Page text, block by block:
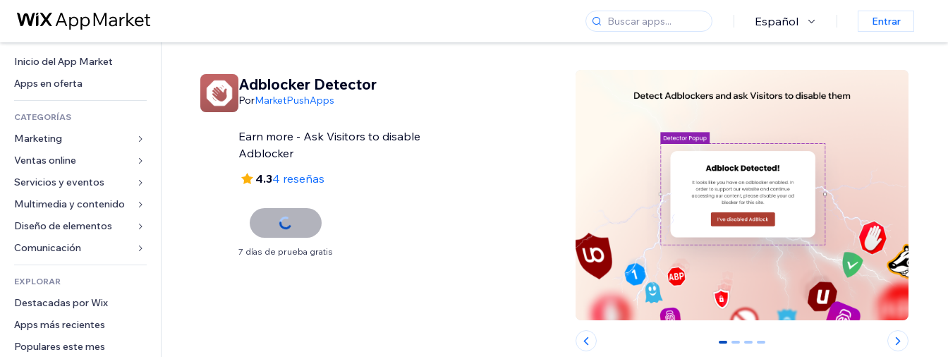
Español Entrar
Inicio del App Market
Apps en oferta
CATEGORÍAS
Marketing
Anuncios
Móvil
Analíticas
Anuncios del sitio
Email
Ventas online
Apps para tiendas
Envíos y entregas
Botones de venta
Contabilidad
Cupones y fidelización
Almacenamiento de mercancía
Servicios y eventos
Hoteles
Eventos
Restaurantes
Inmobiliarias
Reservas
Multimedia y contenido
Galerías
Música
Pódcast
Fotografía
Video
PDF
Compartir archivos
Diseño de elementos
Mapas y navegación
Privacidad y seguridad
Reloj
Plantillas para páginas
Efectos de imágenes
Botones y menús
Formularios
Encuestas
Chat
Comentarios
EXPLORAR
Destacadas por Wix
Apps más recientes
Populares este mes
Adblocker Detector
PorMarketPushApps
Earn more - Ask Visitors to disable
Adblocker
4.34 reseñas
7 días de prueba gratis
0 1 2 3